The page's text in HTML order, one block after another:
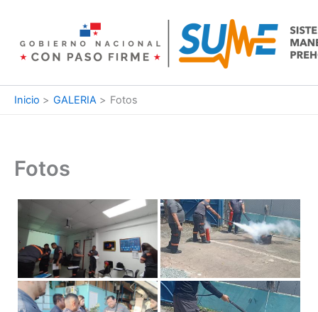
contenido
Inicio GALERIA Fotos
Fotos